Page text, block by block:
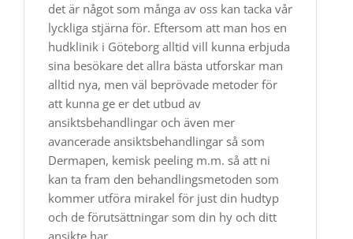
det är något som många av oss kan tacka vår
lyckliga stjärna för. Eftersom att man hos en
hudklinik i Göteborg alltid vill kunna erbjuda
sina besökare det allra bästa utforskar man
alltid nya, men väl beprövade metoder för
att kunna ge er det utbud av
ansiktsbehandlingar och även mer
avancerade ansiktsbehandlingar så som
Dermapen, kemisk peeling m.m. så att ni
kan ta fram den behandlingsmetoden som
kommer utföra mirakel för just din hudtyp
och de förutsättningar som din hy och ditt